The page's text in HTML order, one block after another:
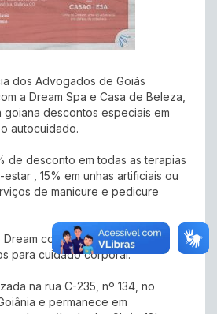
dos Advogados de Goiás
a Dream Spa e Casa de Beleza,
descontos especiais em
autocuidado.
de desconto em todas as terapias
, 15% em unhas artificiais ou
de manicure e pedicure
conta com uma linha
para cuidado corporal.
na rua C-235, nº 134, no
e permanece em